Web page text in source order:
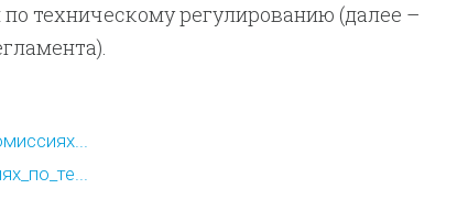
техническому регулированию (далее –